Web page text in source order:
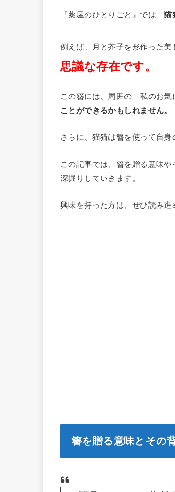
『薬屋のひとりごと』では、猫
例えば、月と芥子を形作った美
思議な存在です。
この簪には、周囲の「私のお気
ことができるかもしれません。
さらに、猫猫は簪を使って自身
この記事では、簪を贈る意味
深掘りしていきます。
興味を持った方は、ぜひ読み進
簪を贈る意味とその